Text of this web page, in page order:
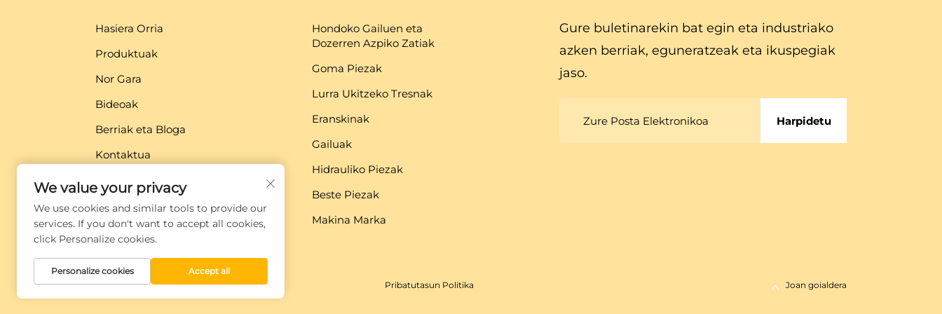
Hasiera Orria
Produktuak
Nor Gara
Bideoak
Berriak eta Bloga
Kontaktua
Hondoko Gailuen eta
Dozerren Azpiko Zatiak
Goma Piezak
Lurra Ukitzeko Tresnak
Eranskinak
Gailuak
Hidrauliko Piezak
Beste Piezak
Makina Marka
Gure buletinarekin bat egin eta industriako
azken berriak, eguneratzeak eta ikuspegiak
jaso.
Harpidetu
Copyright © Xiamen Globe Machine Co.,ltd. Pribatutasun Politika Joan goialdera
We value your privacy
We use cookies and similar tools to provide our
services. If you don't want to accept all cookies,
click Personalize cookies.
Personalize cookies Accept all